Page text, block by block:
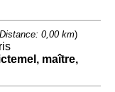
0,00 km)
maître,